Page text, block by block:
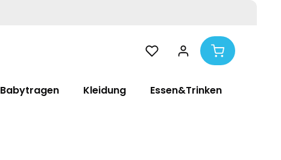
Babytragen Kleidung Essen&Trinken